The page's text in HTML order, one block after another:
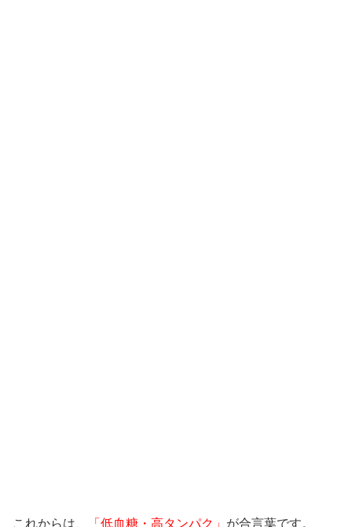
これからは、 「低血糖・高タンパク」 が合言葉です。